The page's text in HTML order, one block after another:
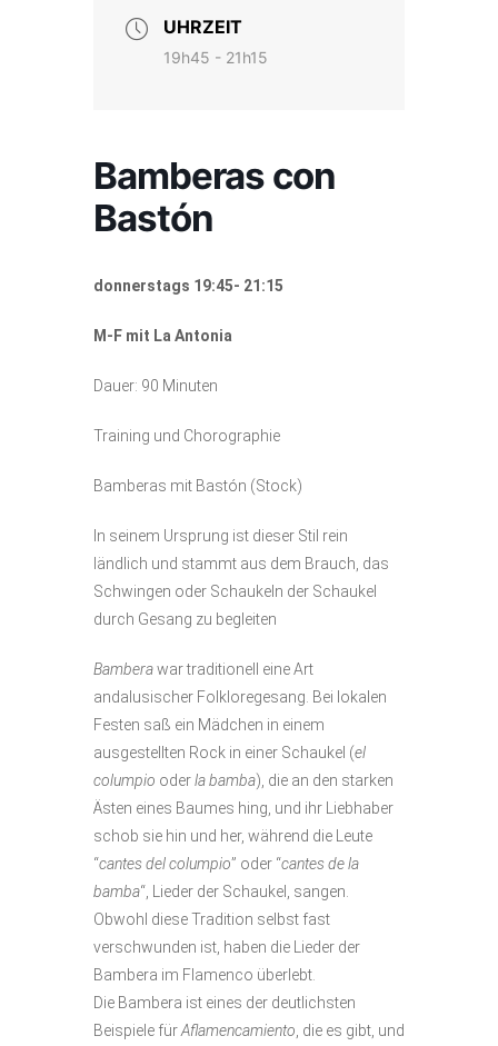
UHRZEIT
19h45 - 21h15
Bamberas con
Bastón
donnerstags 19:45- 21:15
M-F mit La Antonia
Dauer: 90 Minuten
Training und Chorographie
Bamberas mit Bastón (Stock)
In seinem Ursprung ist dieser Stil rein
ländlich und stammt aus dem Brauch, das
Schwingen oder Schaukeln der Schaukel
durch Gesang zu begleiten
Bamberawar traditionell eine Art
andalusischer Folkloregesang. Bei lokalen
Festen saß ein Mädchen in einem
ausgestellten Rock in einer Schaukel (el
columpio oderla bamba), die an den starken
Ästen eines Baumes hing, und ihr Liebhaber
schob sie hin und her, während die Leute
“cantes del columpio” oder “cantes de la
bamba“, Lieder der Schaukel, sangen.
Obwohl diese Tradition selbst fast
verschwunden ist, haben die Lieder der
Bambera im Flamenco überlebt.
Die Bambera ist eines der deutlichsten
Beispiele fürAflamencamiento , die es gibt, und